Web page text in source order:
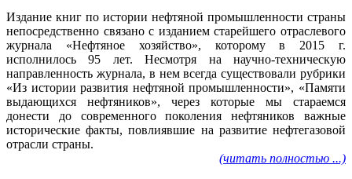
Издание книг по истории нефтяной промышленности страны
непосредственно связано с изданием старейшего отраслевого
журнала «Нефтяное хозяйство», которому в 2015 г.
исполнилось 95 лет. Несмотря на научно-техническую
направленность журнала, в нем всегда существовали рубрики
«Из истории развития нефтяной промышленности», «Памяти
выдающихся нефтяников», через которые мы стараемся
донести до современного поколения нефтяников важные
исторические факты, повлиявшие на развитие нефтегазовой
отрасли страны.
(читать полностью ...)